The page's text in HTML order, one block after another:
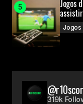
Jogos
Jogos
319k